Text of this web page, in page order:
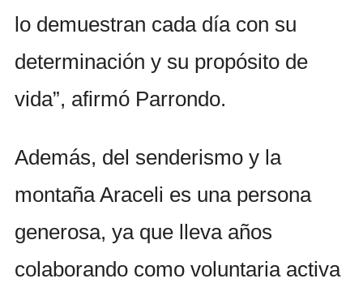
lo demuestran cada día con su
determinación y su propósito de
vida”, afirmó Parrondo.
Además, del senderismo y la
montaña Araceli es una persona
generosa, ya que lleva años
colaborando como voluntaria activa